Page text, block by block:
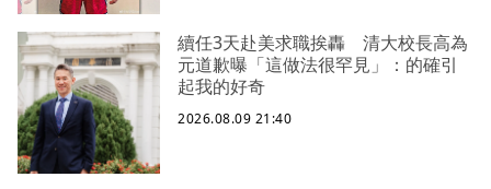
續任3天赴美求職挨轟 清大校長高為
元道歉曝「這做法很罕見」：的確引
起我的好奇
2026.08.09 21:40